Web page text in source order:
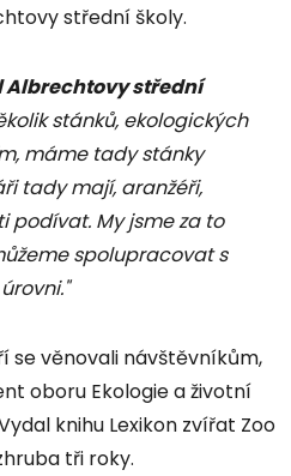
střední školy.
Albrechtovy střední
stánků, ekologických
máme tady stánky
tady mají, aranžéři,
podívat. My jsme za to
spolupracovat s
se věnovali návštěvníkům,
oboru Ekologie a životní
knihu Lexikon zvířat Zoo
tři roky.